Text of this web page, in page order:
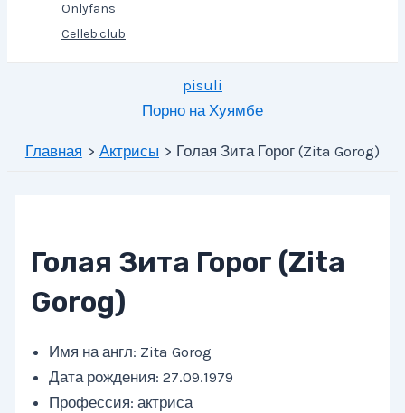
Onlyfans
Celleb.club
pisuli
Порно на Хуямбе
Главная Актрисы Голая Зита Горог (Zita Gorog)
Голая Зита Горог (Zita
Gorog)
Имя на англ: Zita Gorog
Дата рождения: 27.09.1979
Профессия: актриса